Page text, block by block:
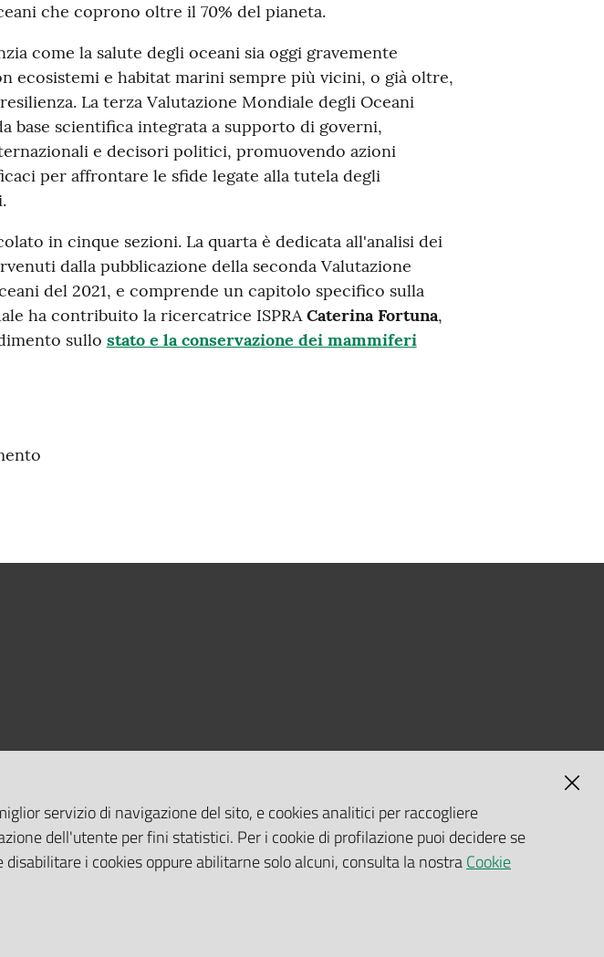
che coprono oltre il 70% del pianeta.
come la salute degli oceani sia oggi gravemente
ecosistemi e habitat marini sempre più vicini, o già oltre,
La terza Valutazione Mondiale degli Oceani
base scientifica integrata a supporto di governi,
e decisori politici, promuovendo azioni
per affrontare le sfide legate alla tutela degli
in cinque sezioni. La quarta è dedicata all'analisi dei
dalla pubblicazione della seconda Valutazione
del 2021, e comprende un capitolo specifico sulla
ha contribuito la ricercatrice ISPRACaterina Fortuna,
sullo stato e la conservazione dei mammiferi
servizio di navigazione del sito, e cookies analitici per raccogliere
dell'utente per fini statistici. Per i cookie di profilazione puoi decidere se
i cookies oppure abilitarne solo alcuni, consulta la nostraCookie